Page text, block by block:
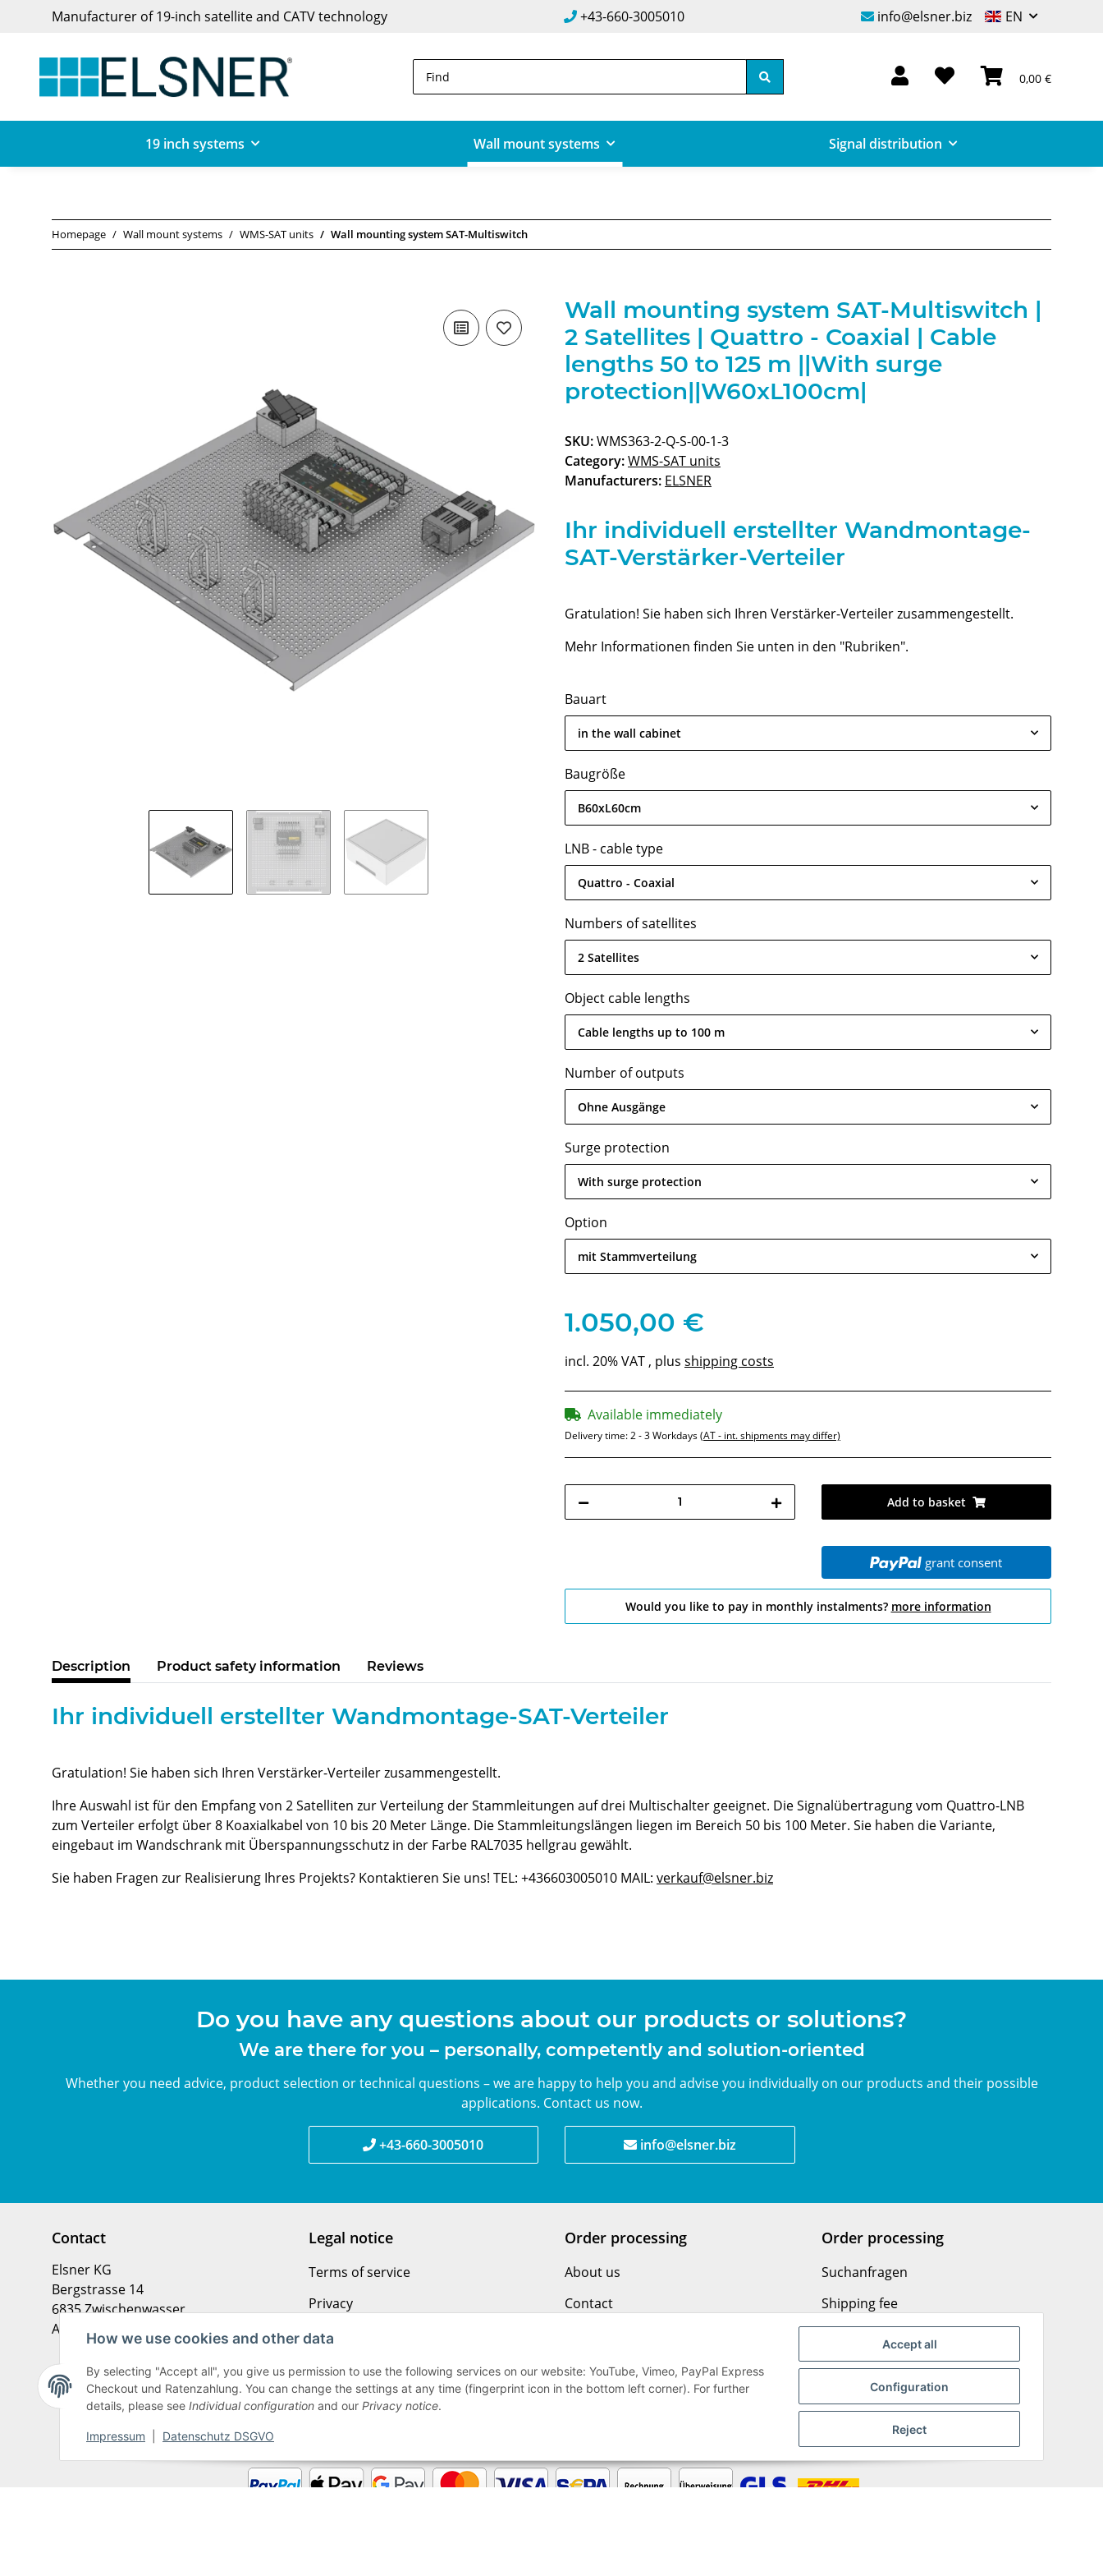
EN
Manufacturer of 19-inch satellite and CATV technology +43-660-3005010 info@elsner.biz
0,00 €
19 inch systems Wall mount systems Signal distribution
Homepage Wall mount systems WMS-SAT units Wall mounting system SAT-Multiswitch
Wall mounting system SAT-Multiswitch |
2 Satellites | Quattro - Coaxial | Cable
lengths 50 to 125 m ||With surge
protection||W60xL100cm|
SKU:WMS363-2-Q-S-00-1-3
Category:WMS-SAT units
Manufacturers: ELSNER
Ihr individuell erstellter Wandmontage-
SAT-Verstärker-Verteiler
Gratulation! Sie haben sich Ihren Verstärker-Verteiler zusammengestellt.
Mehr Informationen finden Sie unten in den "Rubriken".
Bauart
in the wall cabinet
Baugröße
B60xL60cm
LNB - cable type
Quattro - Coaxial
Numbers of satellites
2 Satellites
Object cable lengths
Cable lengths up to 100 m
Number of outputs
Ohne Ausgänge
Surge protection
With surge protection
Option
mit Stammverteilung
1.050,00 €
incl. 20% VAT , plus shipping costs
Available immediately
Delivery time:2 - 3 Workdays(AT - int. shipments may differ)
Add to basket
grant consent
Would you like to pay in monthly instalments? more information
Description Product safety information Reviews
Ihr individuell erstellter Wandmontage-SAT-Verteiler
Gratulation! Sie haben sich Ihren Verstärker-Verteiler zusammengestellt.
Ihre Auswahl ist für den Empfang von 2 Satelliten zur Verteilung der Stammleitungen auf drei Multischalter geeignet. Die Signalübertragung vom Quattro-LNB
zum Verteiler erfolgt über 8 Koaxialkabel von 10 bis 20 Meter Länge. Die Stammleitungslängen liegen im Bereich 50 bis 100 Meter. Sie haben die Variante,
eingebaut im Wandschrank mit Überspannungsschutz in der Farbe RAL7035 hellgrau gewählt.
Sie haben Fragen zur Realisierung Ihres Projekts? Kontaktieren Sie uns! TEL: +436603005010 MAIL: verkauf@elsner.biz
Do you have any questions about our products or solutions?
We are there for you – personally, competently and solution-oriented
Whether you need advice, product selection or technical questions – we are happy to help you and advise you individually on our products and their possible
applications. Contact us now.
+43-660-3005010 info@elsner.biz
Contact
Elsner KG
Bergstrasse 14
6835 Zwischenwasser
Austria
+43-660-3005010
info@elsner.biz
Legal notice
Terms of service
Privacy
Imprint
Cancellation policy
Hier vom Vertrag zurücktreten
Order processing
About us
Contact
Sitemap
Order processing
Suchanfragen
Shipping fee
Returning goods
Payment options
How we use cookies and other data
By selecting "Accept all", you give us permission to use the following services on our website: YouTube, Vimeo, PayPal Express
Checkout und Ratenzahlung. You can change the settings at any time (fingerprint icon in the bottom left corner). For further
details, please see Individual configuration and our Privacy notice.
Impressum Datenschutz DSGVO
Accept all
Configuration
Reject